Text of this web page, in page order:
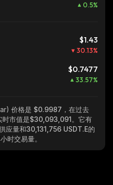
0.5%
$1.43
30.13%
$0.7477
33.57%
价格是 $0.9987，在过去
时市值是$30,093,091。它有
应量和30,131,756 USDT.E的
时交易量。